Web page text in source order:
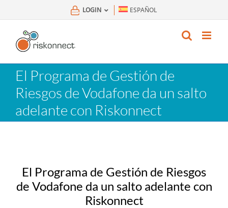
to
content
LOGIN ESPAÑOL
El Programa de Gestión de
Riesgos de Vodafone da un salto
adelante con Riskonnect
El Programa de Gestión de Riesgos
de Vodafone da un salto adelante con
Riskonnect